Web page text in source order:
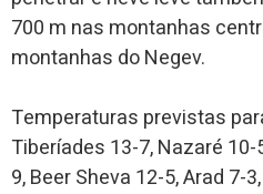
700 m nas montanhas
montanhas do Negev.
Temperaturas previstas
Tiberíades 13-7, Nazaré
9, Beer Sheva 12-5, Arad 7-